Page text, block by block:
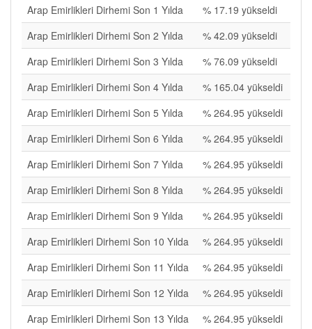
Arap Emirlikleri Dirhemi Son 1 Yılda
% 17.19 yükseldi
Arap Emirlikleri Dirhemi Son 2 Yılda
% 42.09 yükseldi
Arap Emirlikleri Dirhemi Son 3 Yılda
% 76.09 yükseldi
Arap Emirlikleri Dirhemi Son 4 Yılda
% 165.04 yükseldi
Arap Emirlikleri Dirhemi Son 5 Yılda
% 264.95 yükseldi
Arap Emirlikleri Dirhemi Son 6 Yılda
% 264.95 yükseldi
Arap Emirlikleri Dirhemi Son 7 Yılda
% 264.95 yükseldi
Arap Emirlikleri Dirhemi Son 8 Yılda
% 264.95 yükseldi
Arap Emirlikleri Dirhemi Son 9 Yılda
% 264.95 yükseldi
Arap Emirlikleri Dirhemi Son 10 Yılda
% 264.95 yükseldi
Arap Emirlikleri Dirhemi Son 11 Yılda
% 264.95 yükseldi
Arap Emirlikleri Dirhemi Son 12 Yılda
% 264.95 yükseldi
Arap Emirlikleri Dirhemi Son 13 Yılda
% 264.95 yükseldi